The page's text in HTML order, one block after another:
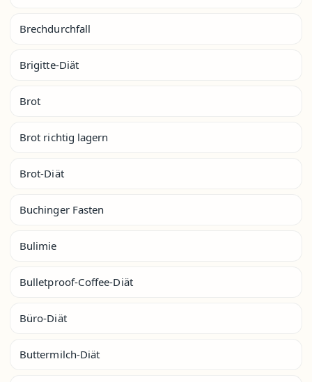
Brechdurchfall
Brigitte-Diät
Brot
Brot richtig lagern
Brot-Diät
Buchinger Fasten
Bulimie
Bulletproof-Coffee-Diät
Büro-Diät
Buttermilch-Diät